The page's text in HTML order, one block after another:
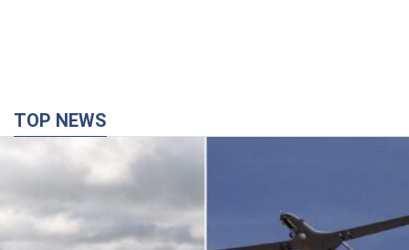
TOP NEWS